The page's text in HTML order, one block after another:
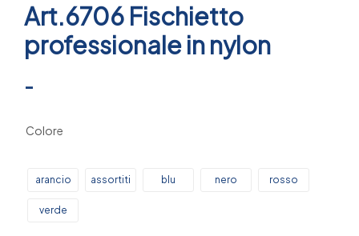
Art.6706 Fischietto
professionale in nylon
-
Colore
arancio assortiti blu nero rosso
verde